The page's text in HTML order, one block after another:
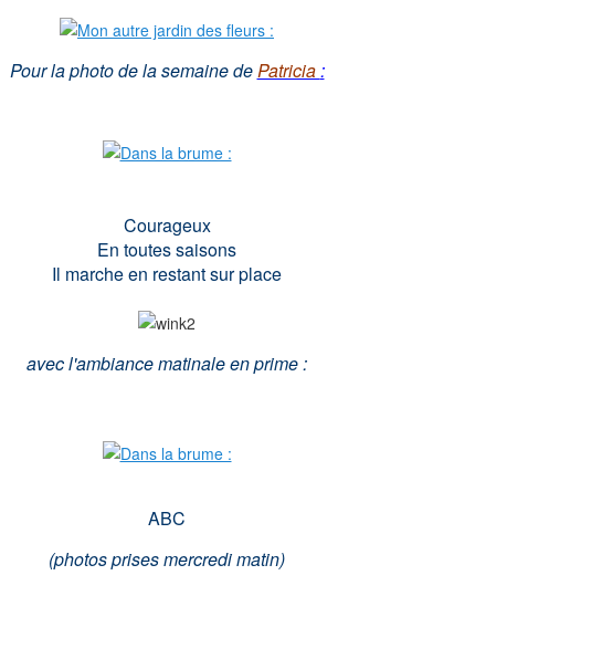
Pour la photo de la semaine dePatricia:
Courageux
En toutes saisons
Il marche en restant sur place
avec l'ambiance matinale en prime :
ABC
(photos prises mercredi matin)